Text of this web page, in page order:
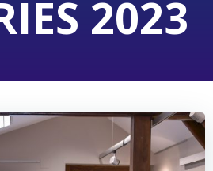
2023